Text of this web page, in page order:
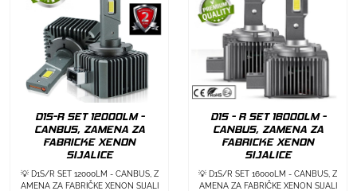
D1S-R SET 12000LM -
CANBUS, ZAMENA ZA
FABRICKE XENON
SIJALICE
💡 D1S/R SET 12000LM - CANBUS, Z
AMENA ZA FABRIČKE XENON SIJALI
D1S - R SET 16000LM -
CANBUS, ZAMENA ZA
FABRICKE XENON
SIJALICE
💡 D1S/R SET 16000LM - CANBUS, Z
AMENA ZA FABRIČKE XENON SIJALI